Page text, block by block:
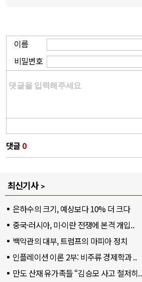
이름
비밀번호
댓글 0
최신기사
은하수의 크기, 예상보다 10% 더 크다
중국·러시아, 미·이란 전쟁에 본격 개입..
백악관의 대부, 트럼프의 마피아 정치
인플레이션 이론 2부: 비주류 경제학과 ..
만도 산재 유가족들 “김승모 사고 철저히..